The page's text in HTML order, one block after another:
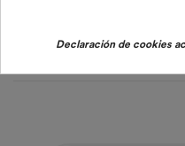
PRODUCTOS EN
Declaración de cookies